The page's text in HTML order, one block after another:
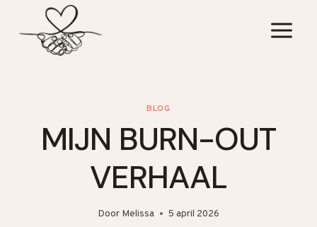
Doorgaan
BLOG
MIJN BURN-OUT
VERHAAL
Door Melissa 5 april 2026